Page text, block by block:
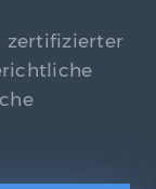
zertifizierter